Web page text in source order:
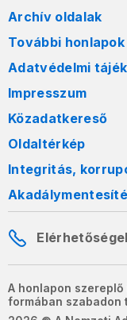
Archív oldalak
További honlapok
Adatvédelmi
Impresszum
Közadatkereső
Oldaltérkép
Integritás,
A honlapon
formában szabadon